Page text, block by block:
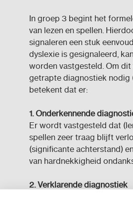
In groep 3 begint het
van lezen en spellen.
signaleren een stuk
dyslexie is gesignaleerd,
worden vastgesteld. Om
getrapte diagnostiek nodig
betekent dat er:
1. Onderkennende
Er wordt vastgesteld dat
spellen zeer traag blijft
(significante achterstand)
van hardnekkigheid
2. Verklarende diagnostiek